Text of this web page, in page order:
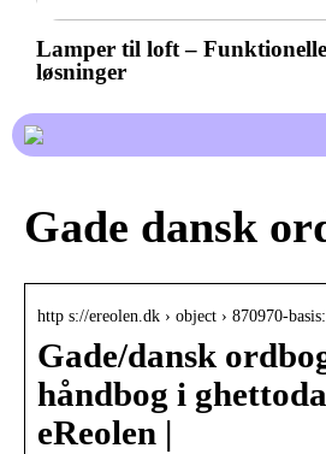
Lamper til loft –
løsninger
Gade dansk
http s://ereolen.dk › object › 870970-
Gade/dansk
håndbog i
eReolen |